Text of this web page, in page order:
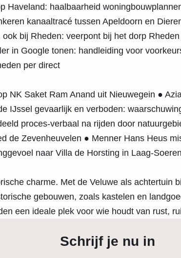
Haveland: haalbaarheid
kanaaltracé tussen Apeldoorn en
bij Rheden: veerpont bij het dorp
in Google tonen: handleiding voor
per direct
NK Saket Ram Anand uit Nieuwegein ●
IJssel gevaarlijk en verboden:
proces-verbaal na rijden door
de Zevenheuvelen ● Menner Hans Heus
naar Villa de Horsting in Laag-
charme. Met de Veluwe als achtertuin
gebouwen, zoals kastelen en
een ideale plek voor wie houdt van rust,
Schrijf je nu in